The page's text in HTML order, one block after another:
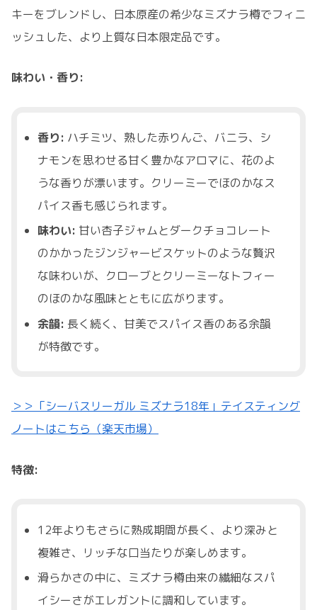
キーをブレンドし、日本原産の希少なミズナラ樽でフィニ
ッシュした、より上質な日本限定品です。
味わい・香り:
香り: ハチミツ、熟した赤りんご、バニラ、シ
ナモンを思わせる甘く豊かなアロマに、花のよ
うな香りが漂います。クリーミーでほのかなス
パイス香も感じられます。
味わい: 甘い杏子ジャムとダークチョコレート
のかかったジンジャービスケットのような贅沢
な味わいが、クローブとクリーミーなトフィー
のほのかな風味とともに広がります。
余韻: 長く続く、甘美でスパイス香のある余韻
が特徴です。
＞＞「シーバスリーガル ミズナラ18年」テイスティング
ノートはこちら（楽天市場）
特徴:
12年よりもさらに熟成期間が長く、より深みと
複雑さ、リッチな口当たりが楽しめます。
滑らかさの中に、ミズナラ樽由来の繊細なスパ
イシーさがエレガントに調和しています。